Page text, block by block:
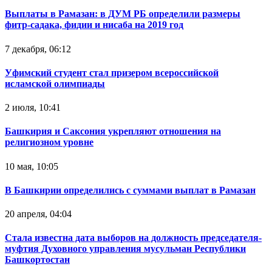
Выплаты в Рамазан: в ДУМ РБ определили размеры
фитр-садака, фидии и нисаба на 2019 год
7 декабря, 06:12
Уфимский студент стал призером всероссийской
исламской олимпиады
2 июля, 10:41
Башкирия и Саксония укрепляют отношения на
религиозном уровне
10 мая, 10:05
В Башкирии определились с суммами выплат в Рамазан
20 апреля, 04:04
Стала известна дата выборов на должность председателя-
муфтия Духовного управления мусульман Республики
Башкортостан